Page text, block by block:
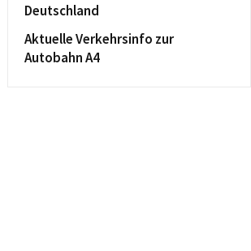
Deutschland
Aktuelle Verkehrsinfo zur
Autobahn A4